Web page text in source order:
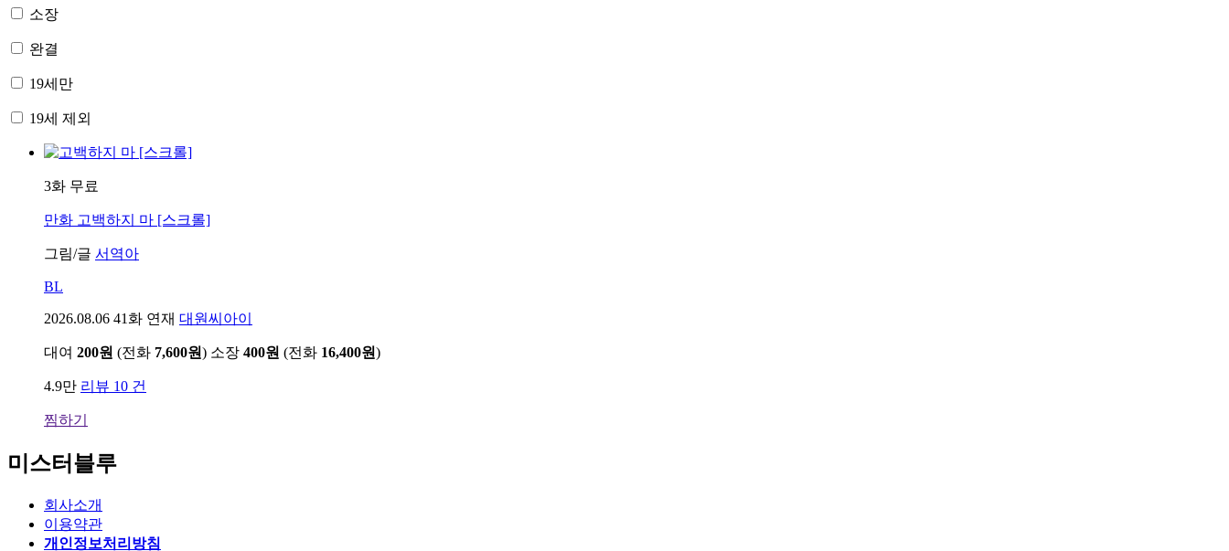
소장
완결
19세만
19세 제외
3화 무료
만화 고백하지 마 [스크롤]
그림/글 서역아
BL
2026.08.06 41화 연재 대원씨아이
대여 200원 (전화 7,600원) 소장 400원 (전화 16,400원)
4.9만 리뷰 10 건
찜하기
미스터블루
회사소개
이용약관
개인정보처리방침